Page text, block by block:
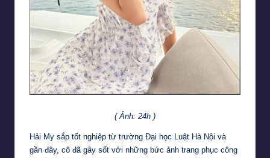
( Ảnh: 24h )
Hải My sắp tốt nghiệp từ trường Đại học Luật Hà Nội và
gần đây, cô đã gây sốt với những bức ảnh trang phục công